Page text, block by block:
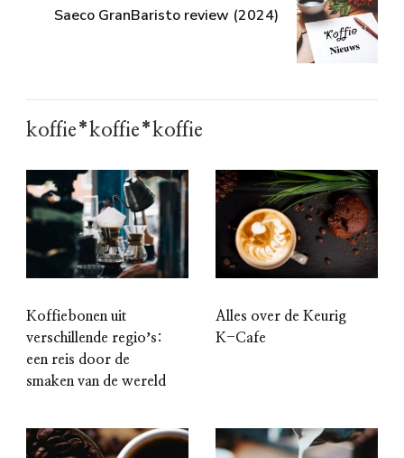
Saeco GranBaristo review (2024)
koffie*koffie*koffie
Koffiebonen uit
verschillende regioʼs:
een reis door de
smaken van de wereld
Alles over de Keurig
K-Cafe